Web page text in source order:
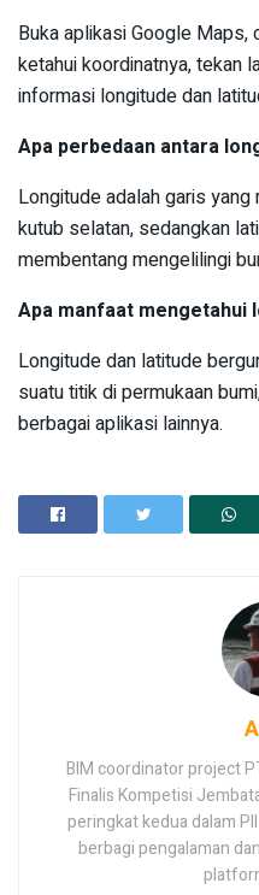
Buka aplikasi Google Maps,
ketahui koordinatnya, tekan
informasi longitude dan
Apa perbedaan antara
Longitude adalah garis
kutub selatan, sedangkan
membentang mengelilingi
Apa manfaat mengetahui
Longitude dan latitude
suatu titik di permukaan
berbagai aplikasi lainnya.
BIM coordinator project
Finalis Kompetisi
peringkat kedua dalam
berbagi pengalaman